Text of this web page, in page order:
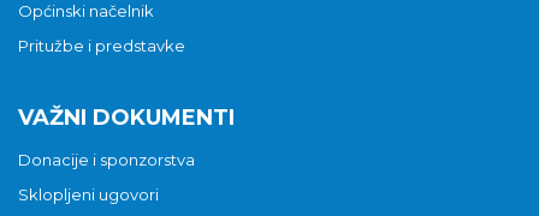
Općinski načelnik
Pritužbe i predstavke
VAŽNI DOKUMENTI
Donacije i sponzorstva
Sklopljeni ugovori